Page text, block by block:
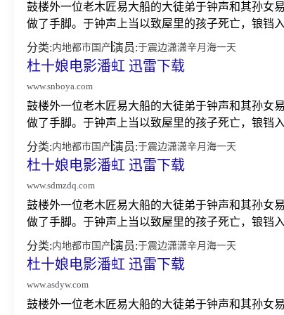
鼓楼外一位老木匠易大船的大徒弟于钟声和其孙女
做了手脚。于钟声上当以致屋里的孩子死亡，锒铛
分类:内地都市 国产 演员:于震边潇潇辛月 海一天
杜十娘电影潘虹 迅雷下载
www.snboya.com
鼓楼外一位老木匠易大船的大徒弟于钟声和其孙女
做了手脚。于钟声上当以致屋里的孩子死亡，锒铛
分类:内地都市 国产 演员:于震边潇潇辛月 海一天
杜十娘电影潘虹 迅雷下载
www.sdmzdq.com
鼓楼外一位老木匠易大船的大徒弟于钟声和其孙女
做了手脚。于钟声上当以致屋里的孩子死亡，锒铛
分类:内地都市 国产 演员:于震边潇潇辛月 海一天
杜十娘电影潘虹 迅雷下载
www.asdyw.com
鼓楼外一位老木匠易大船的大徒弟于钟声和其孙女